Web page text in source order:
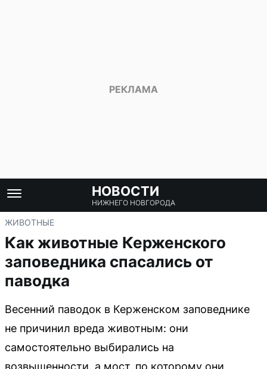
НОВОСТИ
НИЖНЕГО НОВГОРОДА
ЖИВОТНЫЕ
Как животные Керженского
заповедника спасались от
паводка
Весенний паводок в Керженском заповеднике
не причинил вреда животным: они
самостоятельно выбирались на
возвышенности, а мост, по которому они